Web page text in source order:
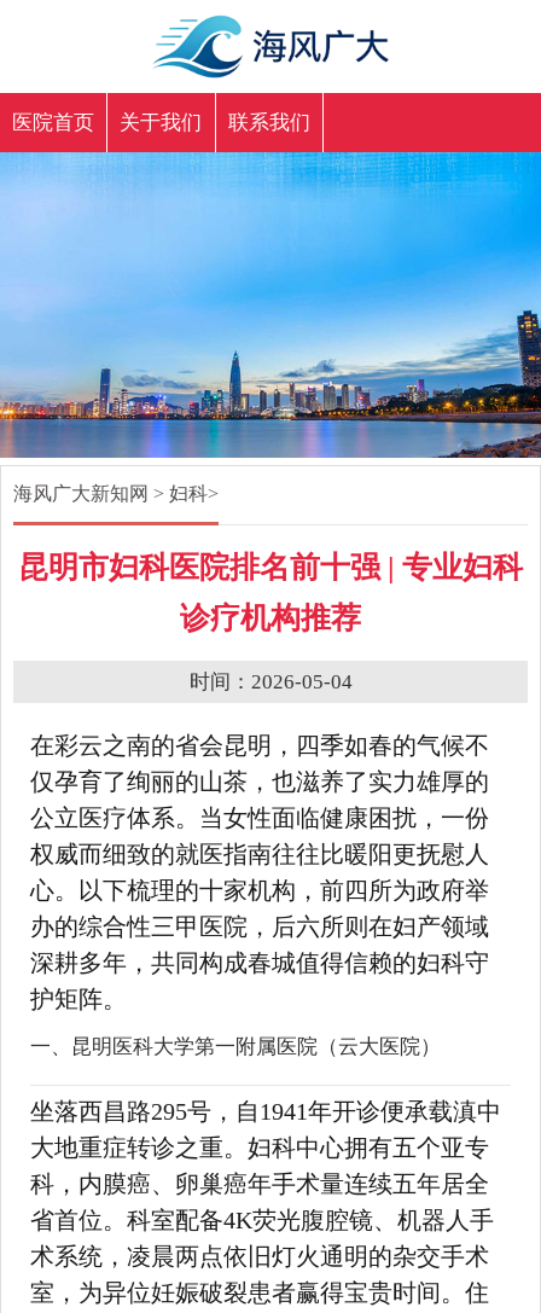
医院首页 关于我们 联系我们
海风广大新知网 >妇科>
昆明市妇科医院排名前十强 | 专业妇科
诊疗机构推荐
时间：2026-05-04
在彩云之南的省会昆明，四季如春的气候不
仅孕育了绚丽的山茶，也滋养了实力雄厚的
公立医疗体系。当女性面临健康困扰，一份
权威而细致的就医指南往往比暖阳更抚慰人
心。以下梳理的十家机构，前四所为政府举
办的综合性三甲医院，后六所则在妇产领域
深耕多年，共同构成春城值得信赖的妇科守
护矩阵。
一、昆明医科大学第一附属医院（云大医院）
坐落西昌路295号，自1941年开诊便承载滇中
大地重症转诊之重。妇科中心拥有五个亚专
科，内膜癌、卵巢癌年手术量连续五年居全
省首位。科室配备4K荧光腹腔镜、机器人手
术系统，凌晨两点依旧灯火通明的杂交手术
室，为异位妊娠破裂患者赢得宝贵时间。住